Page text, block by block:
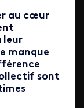
au cœur
leur
manque
sont